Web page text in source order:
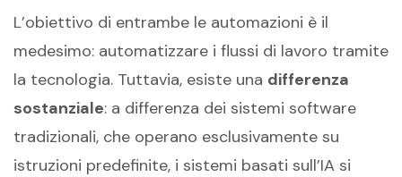
L’obiettivo di entrambe le automazioni è il
medesimo: automatizzare i flussi di lavoro tramite
la tecnologia. Tuttavia, esiste una differenza
sostanziale: a differenza dei sistemi software
tradizionali, che operano esclusivamente su
istruzioni predefinite, i sistemi basati sull’IA si